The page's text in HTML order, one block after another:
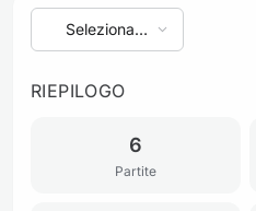
Seleziona
stagione
RIEPILOGO
6
Partite